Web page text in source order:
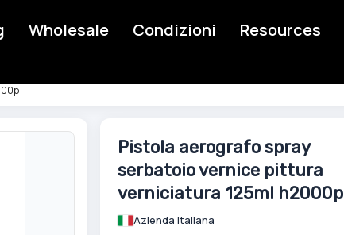
Wholesale Condizioni Resources
Skip
beginning
Pistola aerografo spray
serbatoio vernice pittura
verniciatura 125ml h2000p
Azienda italiana